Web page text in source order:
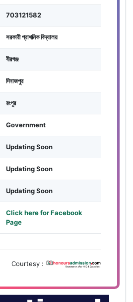
703121582
সরকারী প্রাথমিক বিদ্যালয়
বীরগঞ্জ
দিনাজপুর
রংপুর
Government
Updating Soon
Updating Soon
Updating Soon
Click here for Facebook
Page
Courtesy :